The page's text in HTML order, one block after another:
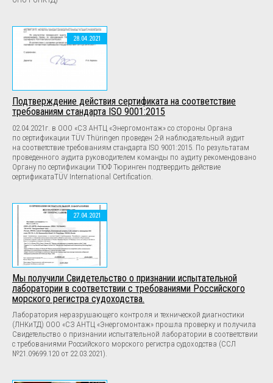
28.04.2021
Подтверждение действия сертификата на соответствие
требованиям стандарта ISO 9001:2015
02.04.2021г. в ООО «СЗ АНТЦ «Энергомонтаж» со стороны Органа
по сертификации TÜV Thüringen проведен 2-й наблюдательный аудит
на соответствие требованиям стандарта ISO 9001:2015. По результатам
проведенного аудита руководителем команды по аудиту рекомендовано
Органу по сертификации ТЮФ Тюринген подтвердить действие
сертификатаTÜV International Certifiсation.
27.04.2021
Мы получили Свидетельство о признании испытательной
лаборатории в соответствии с требованиями Российского
морского регистра судоходства.
Лаборатория неразрушающего контроля и технической диагностики
(ЛНКиТД) ООО «СЗ АНТЦ «Энергомонтаж» прошла проверку и получила
Свидетельство о признании испытательной лаборатории в соответствии
с требованиями Российского морского регистра судоходства (ССЛ
№21.09699.120 от 22.03.2021).